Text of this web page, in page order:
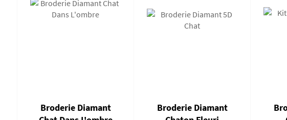
Broderie Diamant
Broderie Diamant